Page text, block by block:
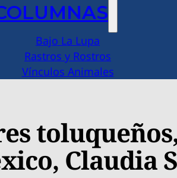
Bajo La Lupa
Rastros y Rostros
Vínculos Animales
Claudia